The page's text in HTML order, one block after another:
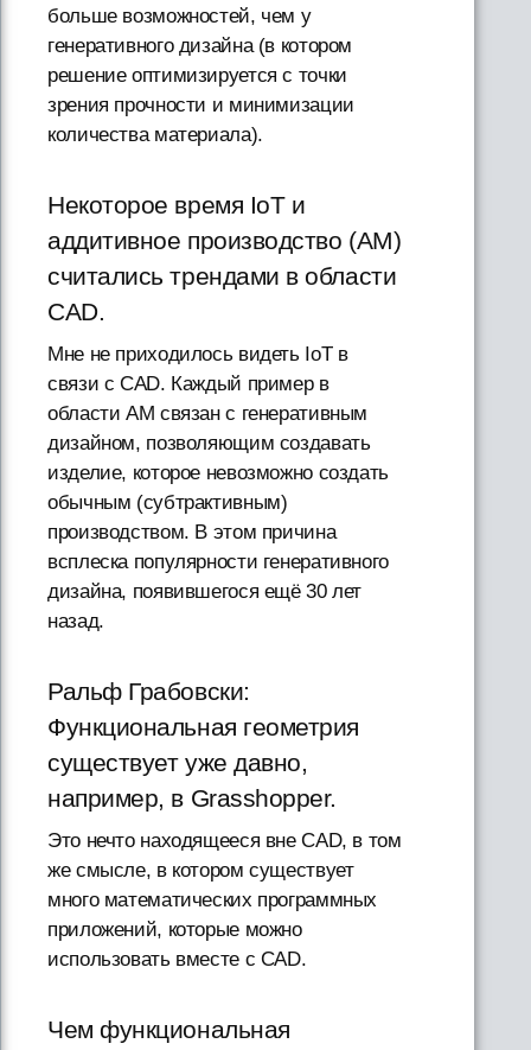
больше возможностей, чем у
генеративного дизайна (в котором
решение оптимизируется с точки
зрения прочности и минимизации
количества материала).
Некоторое время IoT и
аддитивное производство (AM)
считались трендами в области
CAD.
Мне не приходилось видеть IoT в
связи с CAD. Каждый пример в
области AM связан с генеративным
дизайном, позволяющим создавать
изделие, которое невозможно создать
обычным (субтрактивным)
производством. В этом причина
всплеска популярности генеративного
дизайна, появившегося ещё 30 лет
назад.
Ральф Грабовски:
Функциональная геометрия
существует уже давно,
например, в Grasshopper.
Это нечто находящееся вне CAD, в том
же смысле, в котором существует
много математических программных
приложений, которые можно
использовать вместе с CAD.
Чем функциональная